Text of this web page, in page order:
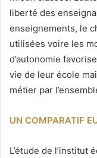
liberté des
enseignements, le
utilisées voire les
d’autonomie
vie de leur école
métier par
UN COMPARATIF
L’étude de l’institut